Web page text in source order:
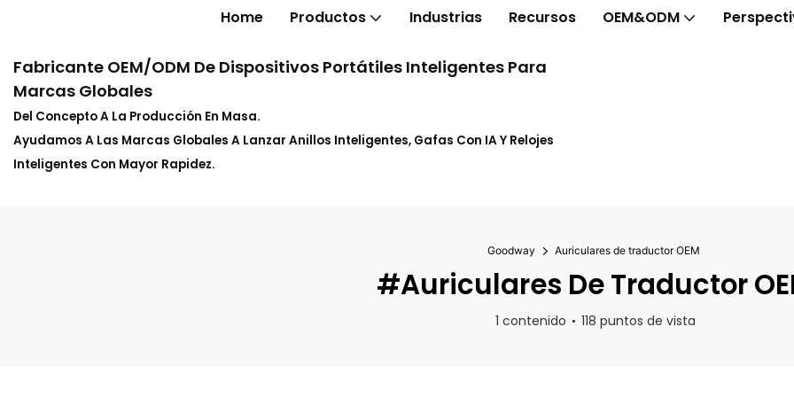
Home Productos Industrias Recursos OEM&ODM
Fabricante OEM/ODM De Dispositivos Portátiles Inteligentes Para
Marcas Globales
Del Concepto A La Producción En Masa.
Ayudamos A Las Marcas Globales A Lanzar Anillos Inteligentes, Gafas Con IA Y Relojes
Inteligentes Con Mayor Rapidez.
Goodway Auriculares de traductor OEM
#Auriculares De Traductor
1 contenido 118 puntos de vista